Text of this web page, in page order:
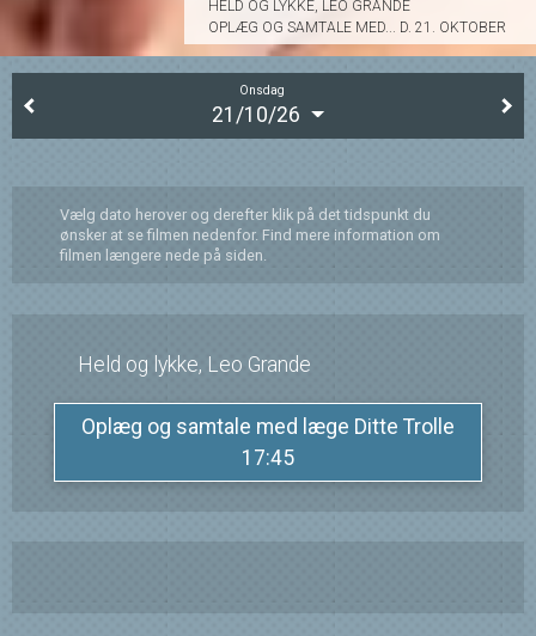
HELD OG LYKKE, LEO GRANDE
OPLÆG OG SAMTALE MED... D. 21. OKTOBER
Onsdag
21/10/26
Vælg dato herover og derefter klik på det tidspunkt du
ønsker at se filmen nedenfor. Find mere information om
filmen længere nede på siden.
Held og lykke, Leo Grande
Oplæg og samtale med læge Ditte Trolle
17:45